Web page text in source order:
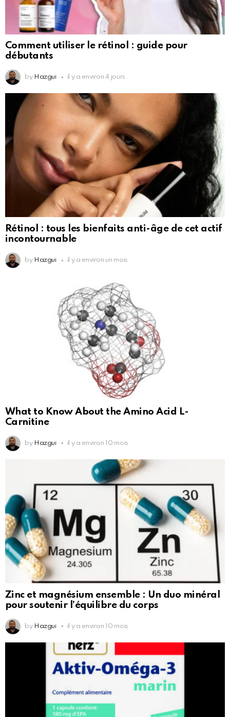
Comment utiliser le rétinol : guide pour
débutants
by Hazgui il y a environ 4 jours
Rétinol : tous les bienfaits anti-âge de cet actif
incontournable
by Hazgui il y a environ un mois
What to Know About the Amino Acid L-
Carnitine
by Hazgui il y a environ 10 mois
Zinc et magnésium ensemble : Un duo minéral
pour soutenir l’équilibre du corps
by Hazgui il y a environ 10 mois